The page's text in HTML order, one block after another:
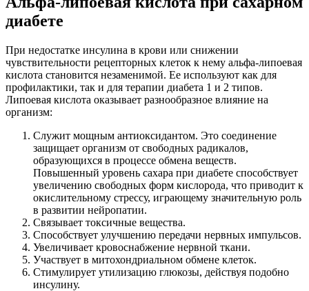
диабете
При недостатке инсулина в крови или снижении
чувствительности рецепторных клеток к нему альфа-липоевая
кислота становится незаменимой. Ее используют как для
профилактики, так и для терапии диабета 1 и 2 типов.
Липоевая кислота оказывает разнообразное влияние на
организм:
Служит мощным антиоксидантом. Это соединение
защищает организм от свободных радикалов,
образующихся в процессе обмена веществ.
Повышенный уровень сахара при диабете способствует
увеличению свободных форм кислорода, что приводит к
окислительному стрессу, играющему значительную роль
в развитии нейропатии.
Связывает токсичные вещества.
Способствует улучшению передачи нервных импульсов.
Увеличивает кровоснабжение нервной ткани.
Участвует в митохондриальном обмене клеток.
Стимулирует утилизацию глюкозы, действуя подобно
инсулину.